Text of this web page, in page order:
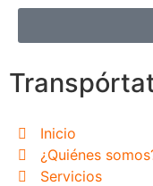
Inicio
¿Quiénes
Servicios